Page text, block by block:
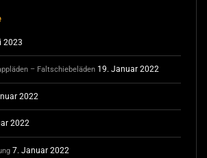
2023
– Faltschiebeläden 19. Januar 2022
2022
2022
7. Januar 2022